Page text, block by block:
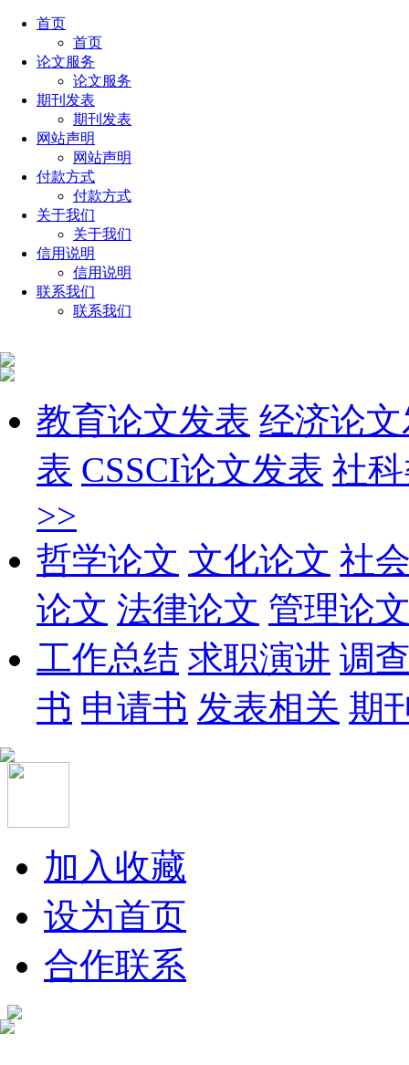
首页
首页
论文服务
论文服务
期刊发表
期刊发表
网站声明
网站声明
付款方式
付款方式
关于我们
关于我们
信用说明
信用说明
联系我们
联系我们
教育论文发表 经济论
表 CSSCI论文发表 社
>>
哲学论文 文化论文 社
论文 法律论文 管理论
工作总结 求职演讲 调
书 申请书 发表相关 期
加入收藏
设为首页
合作联系